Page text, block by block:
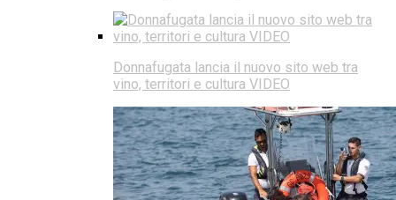
Donnafugata lancia il nuovo sito web tra
vino, territori e cultura VIDEO